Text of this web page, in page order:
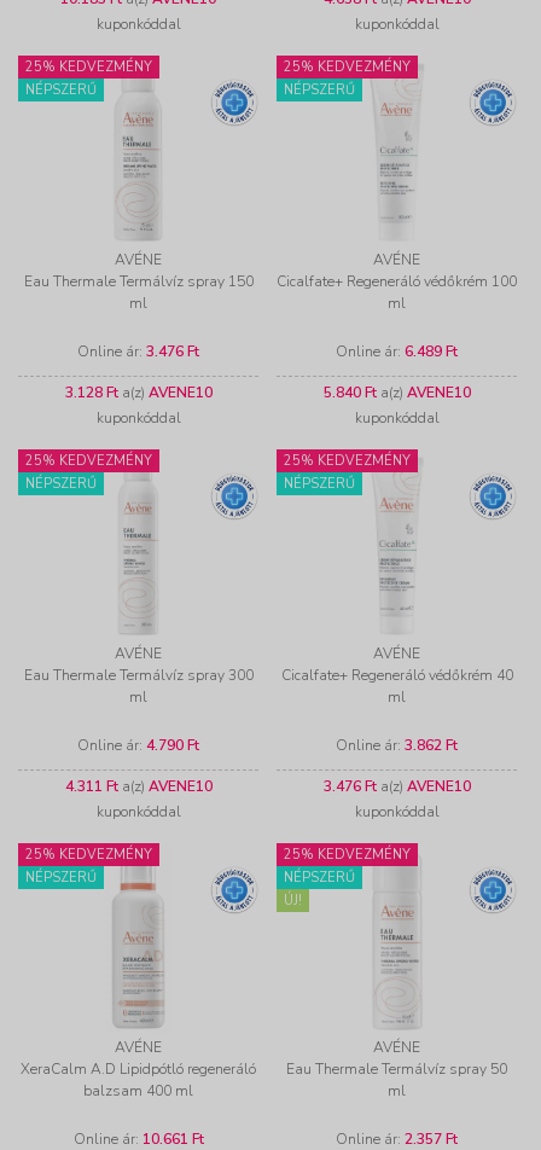
kuponkóddal
kuponkóddal
25% KEDVEZMÉNY
NÉPSZERŰ
AVÉNE
Eau Thermale Termálvíz spray 150
ml
Online ár: 3.476 Ft
3.128 Fta(z) AVENE10
kuponkóddal
25% KEDVEZMÉNY
NÉPSZERŰ
AVÉNE
Cicalfate+ Regeneráló védőkrém 100
ml
Online ár: 6.489 Ft
5.840 Fta(z) AVENE10
kuponkóddal
25% KEDVEZMÉNY
NÉPSZERŰ
AVÉNE
Eau Thermale Termálvíz spray 300
ml
Online ár: 4.790 Ft
4.311 Fta(z) AVENE10
kuponkóddal
25% KEDVEZMÉNY
NÉPSZERŰ
AVÉNE
Cicalfate+ Regeneráló védőkrém 40
ml
Online ár: 3.862 Ft
3.476 Fta(z) AVENE10
kuponkóddal
25% KEDVEZMÉNY
NÉPSZERŰ
AVÉNE
XeraCalm A.D Lipidpótló regeneráló
balzsam 400 ml
Online ár: 10.661 Ft
25% KEDVEZMÉNY
NÉPSZERŰ
ÚJ!
AVÉNE
Eau Thermale Termálvíz spray 50
ml
Online ár: 2.357 Ft